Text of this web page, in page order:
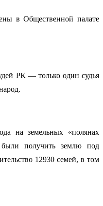
в Общественной палате
РК — только один судья
на земельных «полянах
получить землю под
12930 семей, в том